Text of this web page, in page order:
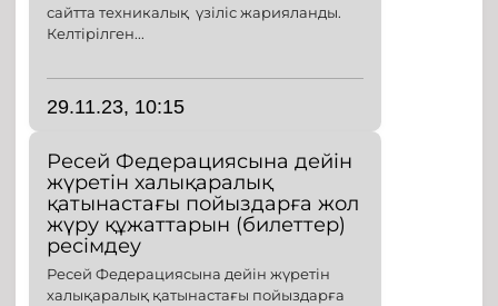
сайтта техникалық үзіліс жарияланды.
Келтірілген...
29.11.23, 10:15
Ресей Федерациясына дейін
жүретін халықаралық
қатынастағы пойыздарға жол
жүру құжаттарын (билеттер)
ресімдеу
Ресей Федерациясына дейін жүретін
халықаралық қатынастағы пойыздарға